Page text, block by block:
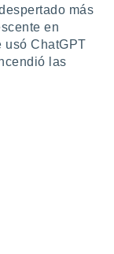
más
en
usó ChatGPT
las